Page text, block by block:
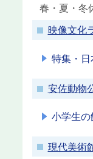
春・夏・冬
映像文化
特集・
安佐動物
小学生
現代美術